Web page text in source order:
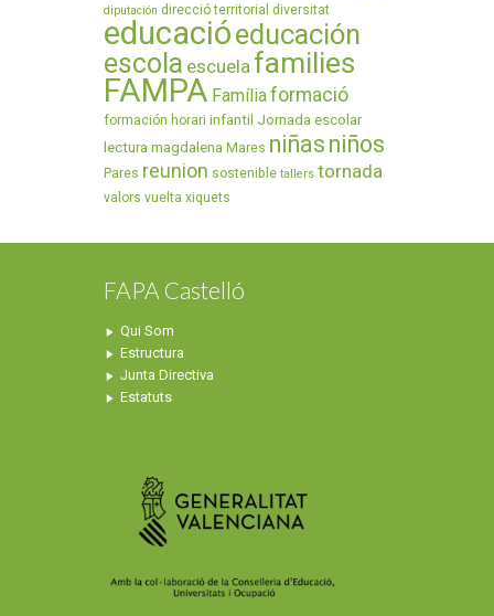
diputación direcció territorial diversitat
educacióeducación
escola escuela families
FAMPA Famíliaformació
formación horari infantil Jornada escolar
lectura magdalena Mares niñas niños
Pares reunion sostenible tallers tornada
valors vuelta xiquets
FAPA Castelló
Qui Som
Estructura
Junta Directiva
Estatuts